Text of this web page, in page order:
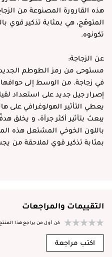
هذه القارورة المصنوعة من
المتوهّج، هي بمثابة تذكير قوي
تكونوه.
عن الزجاجة:
مستوحى من رمز الطوطم الجديد
في زجاجة. من الوسط إلى حوافها،
إصرار جيل جديد على استعداد
يعطي التأثير الهولوغرافي على
يبعث بتأثير أكثر جرأة، و يخلق
باللون الخوخي المشتعل هذه
بمثابة تذكير قوي لملاحقة من
التقييمات والمراجعات
كن أول من يراجع هذا
اكتب مراجعة